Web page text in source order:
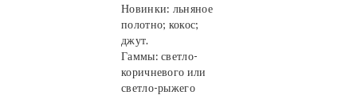
Новинки: льняное
полотно; кокос;
джут.
Гаммы: светло-
коричневого или
светло-рыжего